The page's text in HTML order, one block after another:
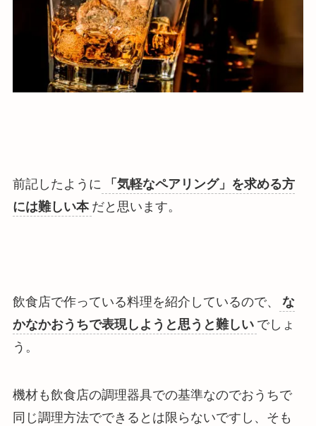
前記したように
「気軽なペアリング」を求める方
には難しい本 だと思います。
飲食店で作っている料理を紹介しているので、
な
かなかおうちで表現しようと思うと難しい でしょ
う。
機材も飲食店の調理器具での基準なのでおうちで
同じ調理方法でできるとは限らないですし、そも